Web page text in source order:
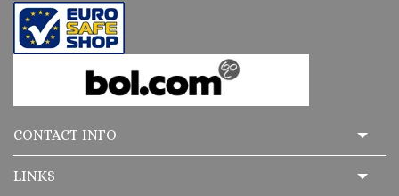
CONTACT INFO
LINKS